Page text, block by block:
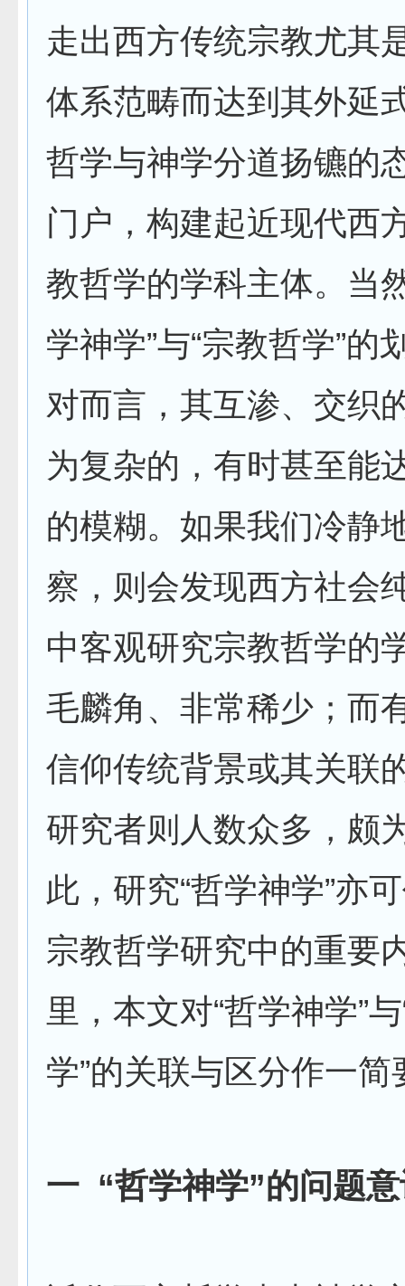
走出西方传统宗教尤其
体系范畴而达到其外延
哲学与神学分道扬镳的
门户，构建起近现代西
教哲学的学科主体。当
学神学”与“宗教哲学”的
对而言，其互渗、交织
为复杂的，有时甚至能
的模糊。如果我们冷静
察，则会发现西方社会
中客观研究宗教哲学的
毛麟角、非常稀少；而
信仰传统背景或其关联
研究者则人数众多，颇
此，研究“哲学神学”亦
宗教哲学研究中的重要
里，本文对“哲学神学”
学”的关联与区分作一简
一 “哲学神学”的问题